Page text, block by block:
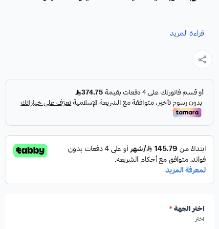
مصممة خصيصاً لتعزيز أداء نظام الفرامل في سيارتك.
المواصفات والمميزات:
النوع:هوبات فرامل رياضية مخرمة ومخططة.
الأداء:عالية الأداء.
قراءة المزيد
اختر الجهة*
اختر